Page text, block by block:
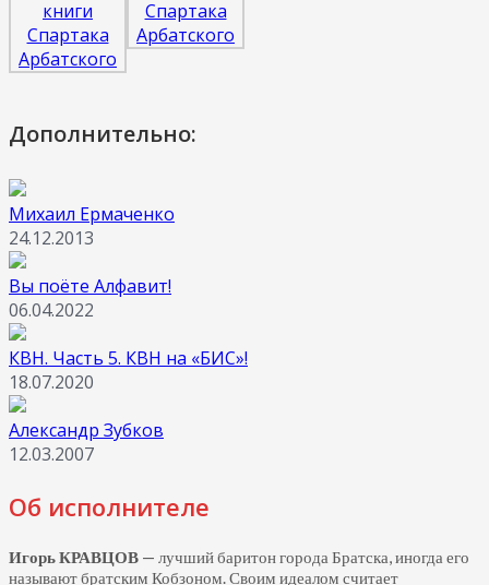
Дополнительно:
Михаил Ермаченко
24.12.2013
Вы поёте Алфавит!
06.04.2022
КВН. Часть 5. КВН на «БИС»!
18.07.2020
Александр Зубков
12.03.2007
Об исполнителе
Игорь КРАВЦОВ — лучший баритон города Братска, иногда его
называют братским Кобзоном. Своим идеалом считает